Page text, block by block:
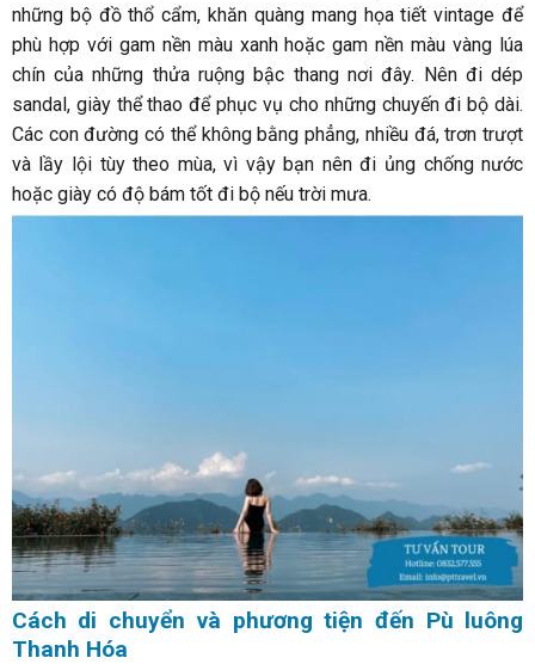
những bộ đồ thổ cẩm, khăn quàng mang họa tiết vintage để
phù hợp với gam nền màu xanh hoặc gam nền màu vàng lúa
chín của những thửa ruộng bậc thang nơi đây. Nên đi dép
sandal, giày thể thao để phục vụ cho những chuyến đi bộ dài.
Các con đường có thể không bằng phẳng, nhiều đá, trơn trượt
và lầy lội tùy theo mùa, vì vậy bạn nên đi ủng chống nước
hoặc giày có độ bám tốt đi bộ nếu trời mưa.
Cách di chuyển và phương tiện đến Pù luông
Thanh Hóa